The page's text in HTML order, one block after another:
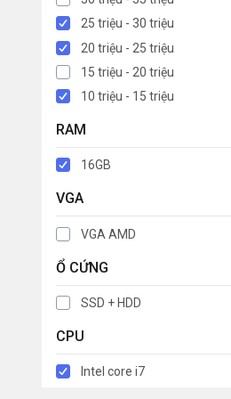
25 triệu - 30 triệu
20 triệu - 25 triệu
15 triệu - 20 triệu
10 triệu - 15 triệu
RAM
16GB
VGA
VGA AMD
Ổ CỨNG
SSD + HDD
CPU
Intel core i7